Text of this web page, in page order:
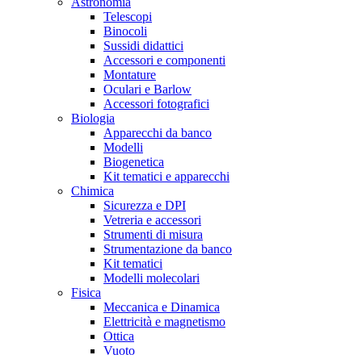
Telescopi
Binocoli
Sussidi didattici
Accessori e componenti
Montature
Oculari e Barlow
Accessori fotografici
Biologia
Apparecchi da banco
Modelli
Biogenetica
Kit tematici e apparecchi
Chimica
Sicurezza e DPI
Vetreria e accessori
Strumenti di misura
Strumentazione da banco
Kit tematici
Modelli molecolari
Fisica
Meccanica e Dinamica
Elettricità e magnetismo
Ottica
Vuoto